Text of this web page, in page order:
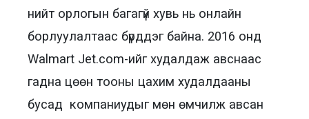
нийт орлогын багагүй хувь нь онлайн
борлуулалтаас бүрддэг байна. 2016 онд
Walmart Jet.com-ийг худалдаж авснаас
гадна цөөн тооны цахим худалдааны
бусад компаниудыг мөн өмчилж авсан